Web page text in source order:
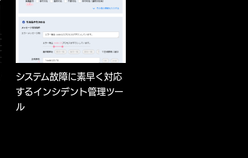
システム故障に素早く対応
するインシデント管理ツー
ル